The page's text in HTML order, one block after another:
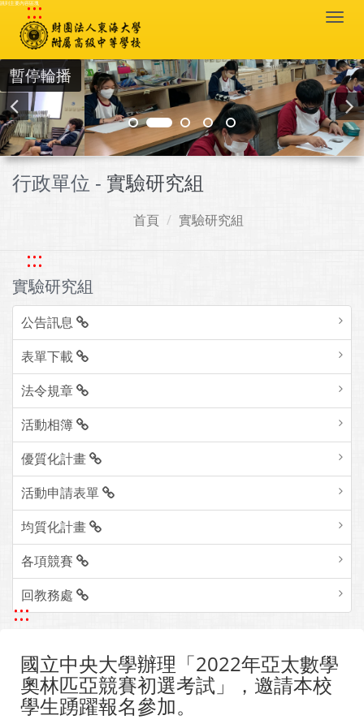
跳到主要內容區塊
:::
暫停輪播
行政單位 - 實驗研究組
首頁 實驗研究組
:::
實驗研究組
公告訊息
表單下載
法令規章
活動相簿
優質化計畫
活動申請表單
均質化計畫
各項競賽
回教務處
:::
國立中央大學辦理「2022年亞太數學
奧林匹亞競賽初選考試」，邀請本校
學生踴躍報名參加。